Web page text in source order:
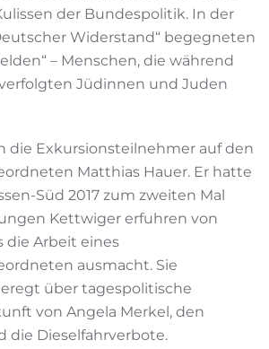
der Bundespolitik. In der
Widerstand“ begegneten
– Menschen, die während
Jüdinnen und Juden
die Exkursionsteilnehmer auf den
Matthias Hauer. Er hatte
Süd 2017 zum zweiten Mal
Kettwiger erfuhren von
die Arbeit eines
ausmacht. Sie
über tagespolitische
von Angela Merkel, den
die Dieselfahrverbote.